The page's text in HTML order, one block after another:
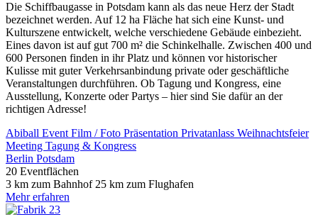
Die Schiffbaugasse in Potsdam kann als das neue Herz der Stadt
bezeichnet werden. Auf 12 ha Fläche hat sich eine Kunst- und
Kulturszene entwickelt, welche verschiedene Gebäude einbezieht.
Eines davon ist auf gut 700 m² die Schinkelhalle. Zwischen 400 und
600 Personen finden in ihr Platz und können vor historischer
Kulisse mit guter Verkehrsanbindung private oder geschäftliche
Veranstaltungen durchführen. Ob Tagung und Kongress, eine
Ausstellung, Konzerte oder Partys – hier sind Sie dafür an der
richtigen Adresse!
Abiball Event Film / Foto Präsentation Privatanlass Weihnachtsfeier
Meeting Tagung & Kongress
Berlin Potsdam
20 Eventflächen
3 km zum Bahnhof 25 km zum Flughafen
Mehr erfahren